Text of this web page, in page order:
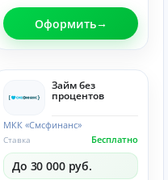
Оформить
Займ без
процентов
МКК «Смсфинанс»
Бесплатно
Ставка
До 30 000 руб.